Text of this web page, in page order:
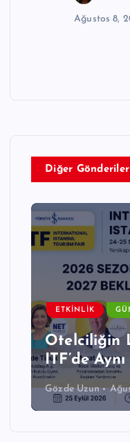
Ağustos 8,
Diğer Gönderiler
ETKINLIK
Otelciliğin
ITF’de
Gözde Uzun